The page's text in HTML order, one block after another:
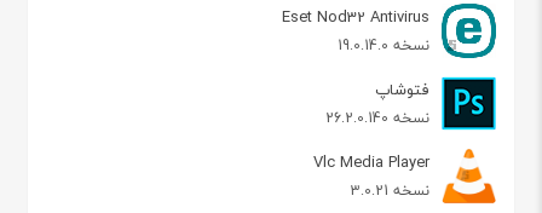
Eset Nod32 Antivirus
نسخه 19.0.14.0
فتوشاپ
نسخه 26.2.0.140
Vlc Media Player
نسخه 3.0.21